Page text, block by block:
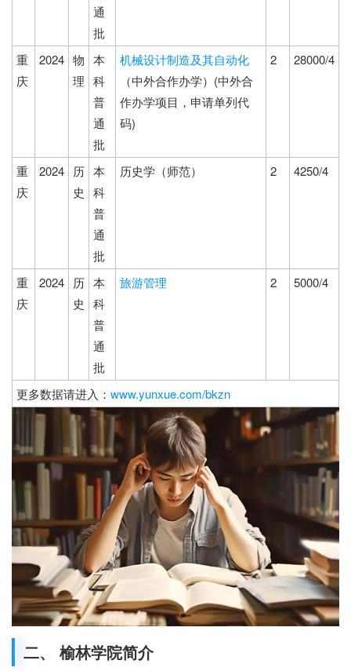
通
批
重
庆
2024 物
理
本
科
普
通
批
机械设计制造及其自动化
（中外合作办学）(中外合
作办学项目，申请单列代
码)
2 28000/4
重
庆
2024 历
史
本
科
普
通
批
历史学（师范） 2 4250/4
重
庆
2024 历
史
本
科
普
通
批
旅游管理 2 5000/4
更多数据请进入： www.yunxue.com/bkzn
二、 榆林学院简介